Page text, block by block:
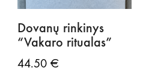
Dovanų rinkinys
“Vakaro ritualas”
44.50 €